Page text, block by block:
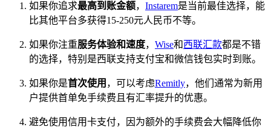
如果你追求最高到账金额， Instarem是当前最佳选择，能
比其他平台多获得15-250元人民币不等。
如果你注重服务体验和速度， Wise和西联汇款都是不错
的选择，特别是西联支持支付宝和微信钱包实时到账。
如果你是首次使用 ，可以考虑Remitly，他们通常为新用
户提供首单免手续费且有汇率提升的优惠。
避免使用信用卡支付，因为额外的手续费会大幅降低你